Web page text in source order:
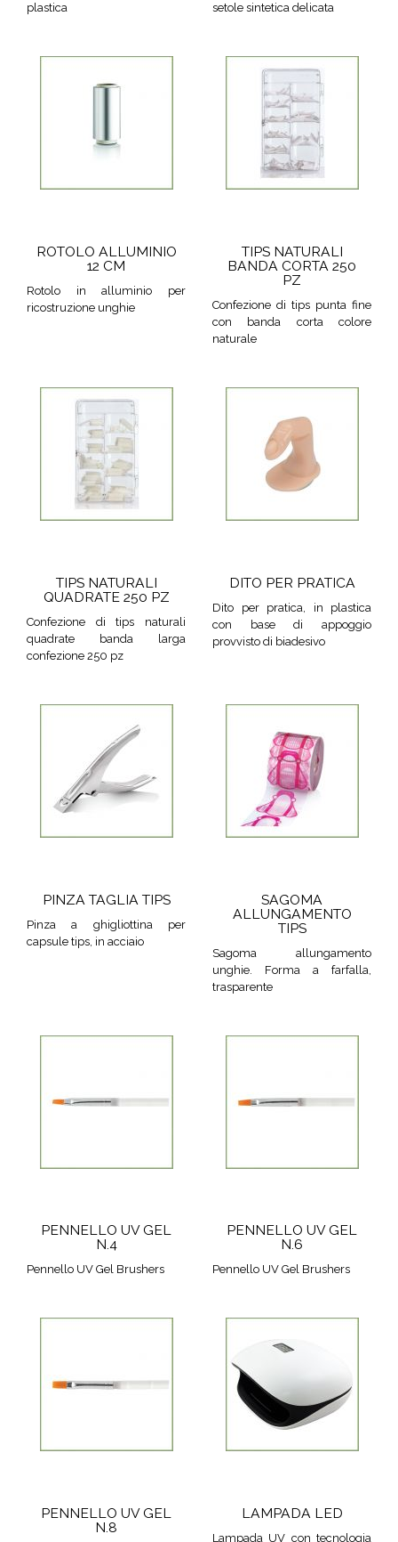
plastica
setole sintetica delicata
ROTOLO ALLUMINIO
12 CM
Rotolo in alluminio per
ricostruzione unghie
TIPS NATURALI
BANDA CORTA 250
PZ
Confezione di tips punta fine
con banda corta colore
naturale
TIPS NATURALI
QUADRATE 250 PZ
Confezione di tips naturali
quadrate banda larga
confezione 250 pz
DITO PER PRATICA
Dito per pratica, in plastica
con base di appoggio
provvisto di biadesivo
PINZA TAGLIA TIPS
Pinza a ghigliottina per
capsule tips, in acciaio
SAGOMA
ALLUNGAMENTO
TIPS
Sagoma allungamento
unghie. Forma a farfalla,
trasparente
PENNELLO UV GEL
N.4
Pennello UV Gel Brushers
PENNELLO UV GEL
N.6
Pennello UV Gel Brushers
PENNELLO UV GEL
N.8
LAMPADA LED
Lampada UV con tecnologia